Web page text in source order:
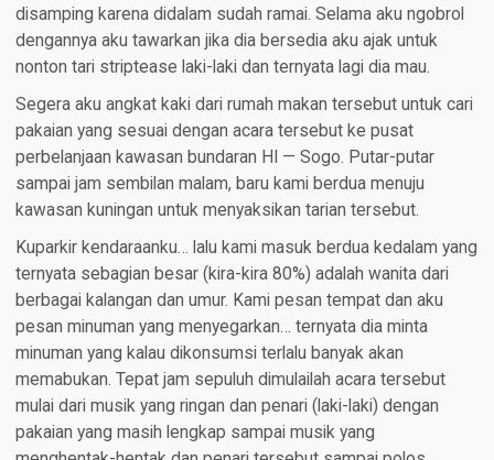
disamping karena didalam sudah ramai. Selama aku ngobrol
dengannya aku tawarkan jika dia bersedia aku ajak untuk
nonton tari striptease laki-laki dan ternyata lagi dia mau.
Segera aku angkat kaki dari rumah makan tersebut untuk cari
pakaian yang sesuai dengan acara tersebut ke pusat
perbelanjaan kawasan bundaran HI — Sogo. Putar-putar
sampai jam sembilan malam, baru kami berdua menuju
kawasan kuningan untuk menyaksikan tarian tersebut.
Kuparkir kendaraanku… lalu kami masuk berdua kedalam yang
ternyata sebagian besar (kira-kira 80%) adalah wanita dari
berbagai kalangan dan umur. Kami pesan tempat dan aku
pesan minuman yang menyegarkan… ternyata dia minta
minuman yang kalau dikonsumsi terlalu banyak akan
memabukan. Tepat jam sepuluh dimulailah acara tersebut
mulai dari musik yang ringan dan penari (laki-laki) dengan
pakaian yang masih lengkap sampai musik yang